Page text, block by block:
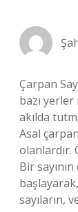
Çarpan
bazı
akılda
Asal
olanlardır.
Bir
sayıların,